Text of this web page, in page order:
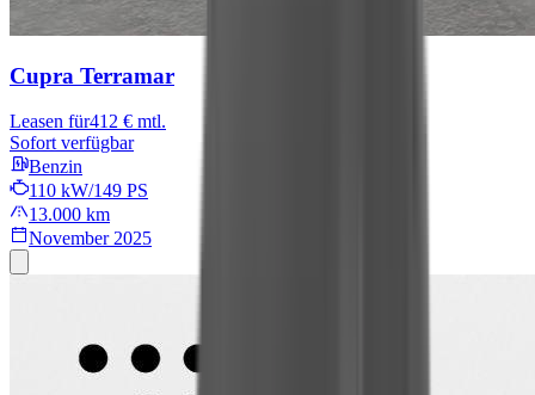
Cupra Terramar
Leasen für412 € mtl.
Sofort verfügbar
Benzin
110 kW/149 PS
13.000 km
November 2025